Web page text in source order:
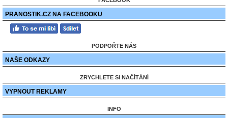
PRANOSTIK.CZ NA FACEBOOKU
PODPOŘTE NÁS
NAŠE ODKAZY
ZRYCHLETE SI NAČÍTÁNÍ
VYPNOUT REKLAMY
INFO